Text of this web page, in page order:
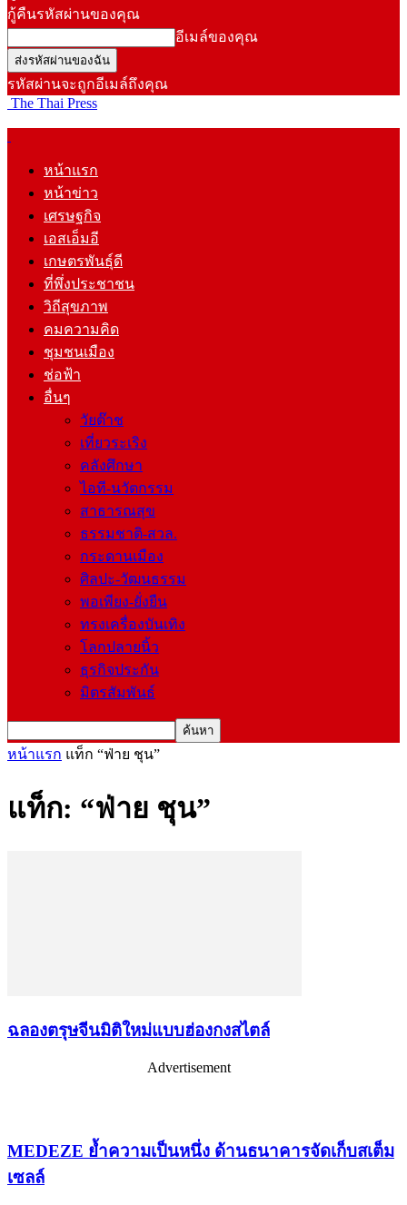
กู้คืนรหัสผ่านของคุณ
อีเมล์ของคุณ
รหัสผ่านจะถูกอีเมล์ถึงคุณ
The Thai Press
หน้าแรก
หน้าข่าว
เศรษฐกิจ
เอสเอ็มอี
เกษตรพันธุ์ดี
ที่พึ่งประชาชน
วิถีสุขภาพ
คมความคิด
ชุมชนเมือง
ช่อฟ้า
อื่นๆ
วัยต๊าช
เที่ยวระเริง
คลังศึกษา
ไอที-นวัตกรรม
สาธารณสุข
ธรรมชาติ-สวล.
กระดานเมือง
ศิลปะ-วัฒนธรรม
พอเพียง-ยั่งยืน
ทรงเครื่องบันเทิง
โลกปลายนิ้ว
ธุรกิจประกัน
มิตรสัมพันธ์
หน้าแรก แท็ก “ฟ่าย ชุน”
แท็ก: “ฟ่าย ชุน”
ฉลองตรุษจีนมิติใหม่แบบฮ่องกงสไตล์
Advertisement
MEDEZE ย้ำความเป็นหนึ่ง ด้านธนาคารจัดเก็บสเต็ม
เซลล์